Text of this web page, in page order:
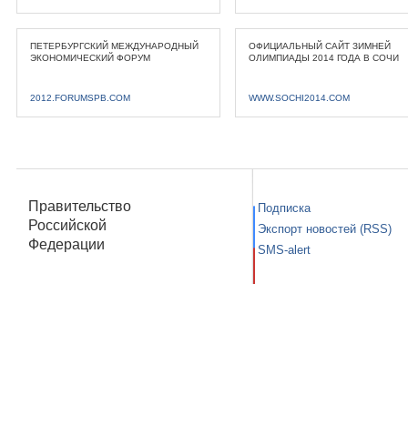
ПЕТЕРБУРГСКИЙ МЕЖДУНАРОДНЫЙ
ЭКОНОМИЧЕСКИЙ ФОРУМ
2012.FORUMSPB.COM
ОФИЦИАЛЬНЫЙ САЙТ ЗИМНЕЙ
ОЛИМПИАДЫ 2014 ГОДА В СОЧИ
WWW.SOCHI2014.COM
Правительство
Российской
Федерации
Подписка
Экспорт новостей (RSS)
SMS-alert